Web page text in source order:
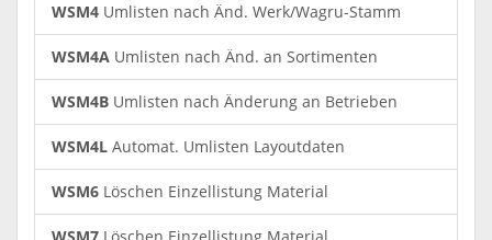
WSM4 Umlisten nach Änd. Werk/Wagru-Stamm
WSM4A Umlisten nach Änd. an Sortimenten
WSM4B Umlisten nach Änderung an Betrieben
WSM4L Automat. Umlisten Layoutdaten
WSM6 Löschen Einzellistung Material